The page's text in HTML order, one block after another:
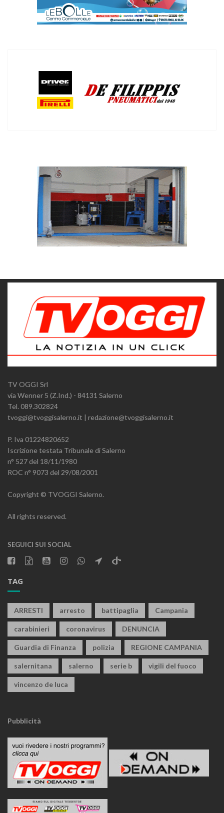
TV OGGI Srl
via Wenner 5 (Z.Ind.) - 84131 Salerno
Tel. 089.302824
tvoggi@tvoggisalerno.it | redazione@tvoggisalerno.it
P. Iva 01224820652
Iscrizione testata Tribunale di Salerno
n° 527 del 18/11/1980
ROC n° 9073 del 29/08/2001
Copyright © TVOGGI Salerno.
All rights reserved.
SEGUICI SUI SOCIAL
TAG
ARRESTI arresto battipaglia Campania
carabinieri coronavirus DENUNCIA
Guardia di Finanza polizia REGIONE CAMPANIA
salernitana salerno serie b vigili del fuoco
vincenzo de luca
Pubblicità